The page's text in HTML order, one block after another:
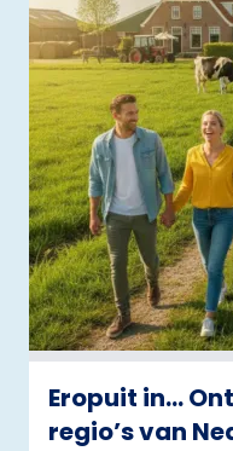
Eropuit in…
regio’s van